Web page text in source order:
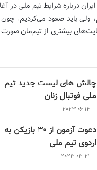
درباره شرایط تیم ملی در
ولی باید صعود می‌کردیم،
بیشتری از تیم‌مان صورت
چالش هاى ليست جدید تيم
ملى فوتبال زنان
2023-06-14
دعوت آزمون از 30 بازیکن به
اردوی تیم ملی
2023-03-21